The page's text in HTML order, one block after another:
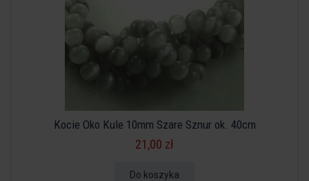
Kocie Oko Kule 10mm Szare Sznur ok. 40cm
21,00 zł
Do koszyka